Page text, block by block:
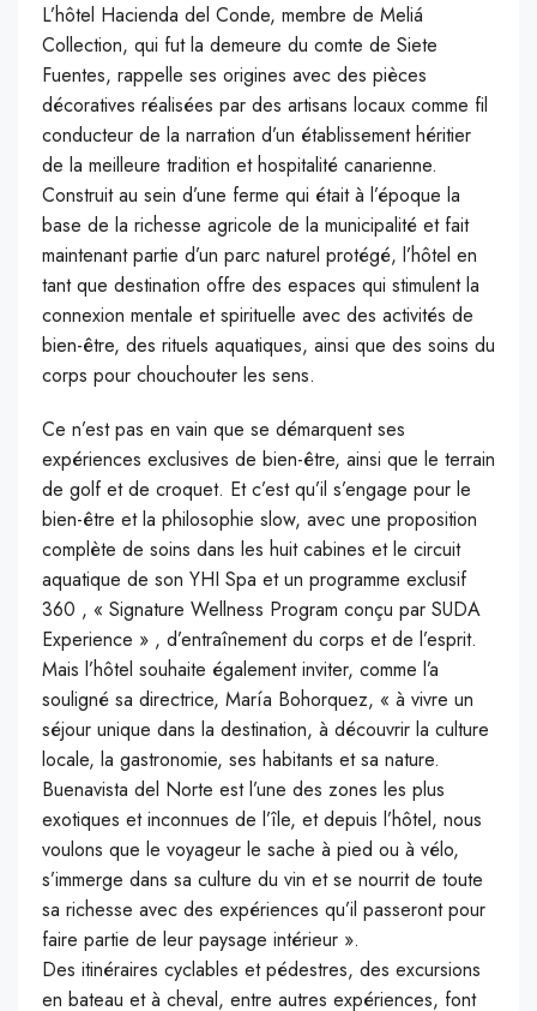
L’hôtel Hacienda del Conde, membre de Meliá
Collection, qui fut la demeure du comte de Siete
Fuentes, rappelle ses origines avec des pièces
décoratives réalisées par des artisans locaux comme fil
conducteur de la narration d’un établissement héritier
de la meilleure tradition et hospitalité canarienne.
Construit au sein d’une ferme qui était à l’époque la
base de la richesse agricole de la municipalité et fait
maintenant partie d’un parc naturel protégé, l’hôtel en
tant que destination offre des espaces qui stimulent la
connexion mentale et spirituelle avec des activités de
bien-être, des rituels aquatiques, ainsi que des soins du
corps pour chouchouter les sens.
Ce n’est pas en vain que se démarquent ses
expériences exclusives de bien-être, ainsi que le terrain
de golf et de croquet. Et c’est qu’il s’engage pour le
bien-être et la philosophie slow, avec une proposition
complète de soins dans les huit cabines et le circuit
aquatique de son YHI Spa et un programme exclusif
360 ​​, « Signature Wellness Program conçu par SUDA
Experience » , d’entraînement du corps et de l’esprit.
Mais l’hôtel souhaite également inviter, comme l’a
souligné sa directrice, María Bohorquez, « à vivre un
séjour unique dans la destination, à découvrir la culture
locale, la gastronomie, ses habitants et sa nature.
Buenavista del Norte est l’une des zones les plus
exotiques et inconnues de l’île, et depuis l’hôtel, nous
voulons que le voyageur le sache à pied ou à vélo,
s’immerge dans sa culture du vin et se nourrit de toute
sa richesse avec des expériences qu’il passeront pour
faire partie de leur paysage intérieur ».
Des itinéraires cyclables et pédestres, des excursions
en bateau et à cheval, entre autres expériences, font